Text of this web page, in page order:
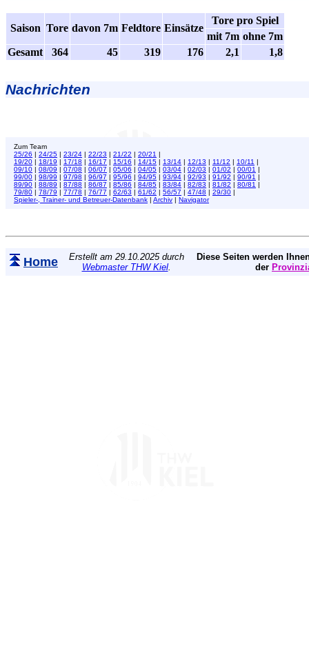
Saison Tore davon 7m Feldtore Einsätze
Tore pro Spiel
mit 7m ohne 7m
Gesamt
364 45 319 176 2,1 1,8
Nachrichten
Zum Team
25/26 | 24/25 | 23/24 | 22/23 | 21/22 | 20/21 |
19/20 | 18/19 | 17/18 | 16/17 | 15/16 | 14/15 | 13/14 | 12/13 | 11/12 | 10/11 |
09/10 | 08/09 | 07/08 | 06/07 | 05/06 | 04/05 | 03/04 | 02/03 | 01/02 | 00/01 |
99/00 | 98/99 | 97/98 | 96/97 | 95/96 | 94/95 | 93/94 | 92/93 | 91/92 | 90/91 |
89/90 | 88/89 | 87/88 | 86/87 | 85/86 | 84/85 | 83/84 | 82/83 | 81/82 | 80/81 |
79/80 | 78/79 | 77/78 | 76/77 | 62/63 | 61/62 | 56/57 | 47/48 | 29/30 |
Spieler-, Trainer- und Betreuer-Datenbank | Archiv | Navigator
Home
Erstellt am 29.10.2025 durch
Webmaster THW Kiel.
Diese Seiten werden
der